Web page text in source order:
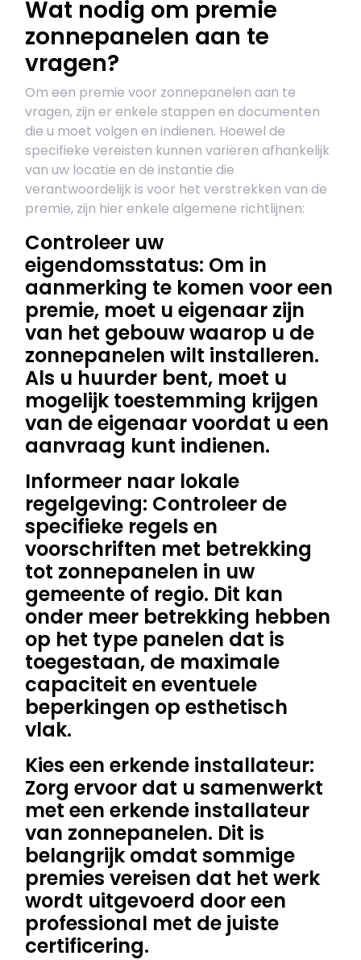
Wat nodig om premie
zonnepanelen aan te
vragen?
Om een premie voor zonnepanelen aan te
vragen, zijn er enkele stappen en documenten
die u moet volgen en indienen. Hoewel de
specifieke vereisten kunnen variëren afhankelijk
van uw locatie en de instantie die
verantwoordelijk is voor het verstrekken van de
premie, zijn hier enkele algemene richtlijnen:
Controleer uw
eigendomsstatus: Om in
aanmerking te komen voor een
premie, moet u eigenaar zijn
van het gebouw waarop u de
zonnepanelen wilt installeren.
Als u huurder bent, moet u
mogelijk toestemming krijgen
van de eigenaar voordat u een
aanvraag kunt indienen.
Informeer naar lokale
regelgeving: Controleer de
specifieke regels en
voorschriften met betrekking
tot zonnepanelen in uw
gemeente of regio. Dit kan
onder meer betrekking hebben
op het type panelen dat is
toegestaan, de maximale
capaciteit en eventuele
beperkingen op esthetisch
vlak.
Kies een erkende installateur:
Zorg ervoor dat u samenwerkt
met een erkende installateur
van zonnepanelen. Dit is
belangrijk omdat sommige
premies vereisen dat het werk
wordt uitgevoerd door een
professional met de juiste
certificering.